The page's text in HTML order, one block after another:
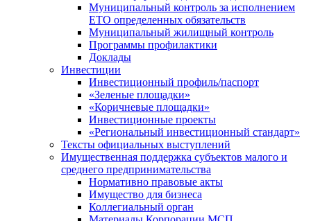
Муниципальный контроль за исполнением
ЕТО определенных обязательств
Муниципальный жилищный контроль
Программы профилактики
Доклады
Инвестиции
Инвестиционный профиль/паспорт
«Зеленые площадки»
«Коричневые площадки»
Инвестиционные проекты
«Региональный инвестиционный стандарт»
Тексты официальных выступлений
Имущественная поддержка субъектов малого и
среднего предпринимательства
Нормативно правовые акты
Имущество для бизнеса
Коллегиальный орган